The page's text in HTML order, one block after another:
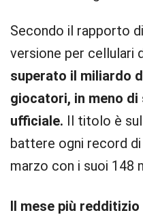
Secondo il rapporto
versione per cellulari
superato il miliardo
giocatori, in meno di
ufficiale. Il titolo è
battere ogni record
marzo con i suoi 148
Il mese più